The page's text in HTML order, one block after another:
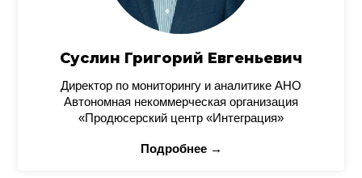
Суслин Григорий Евгеньевич
Директор по мониторингу и аналитике АНО
Автономная некоммерческая организация
«Продюсерский центр «Интеграция»
Подробнее →